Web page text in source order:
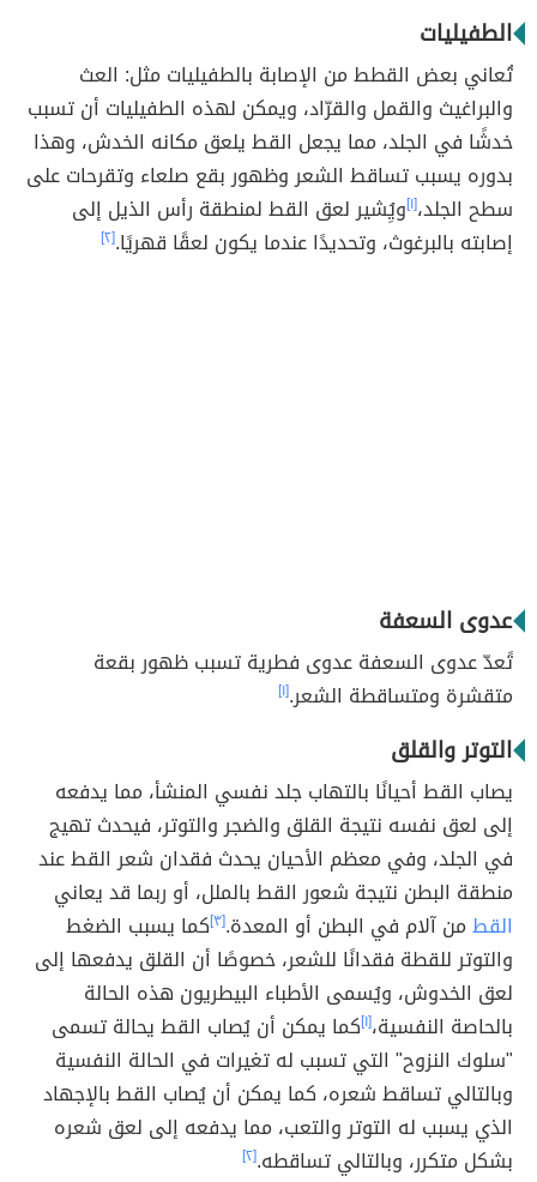
الطفيليات
تُعاني بعض القطط من الإصابة بالطفيليات مثل: العث
والبراغيث والقمل والقرّاد، ويمكن لهذه الطفيليات أن تسبب
خدشًا في الجلد، مما يجعل القط يلعق مكانه الخدش، وهذا
بدوره يسبب تساقط الشعر وظهور بقع صلعاء وتقرحات على
سطح الجلد،[١] ويُِشير لعق القط لمنطقة رأس الذيل إلى
إصابته بالبرغوث، وتحديدًا عندما يكون لعقًا قهريًا.[٢]
عدوى السعفة
تًعدّ عدوى السعفة عدوى فطرية تسبب ظهور بقعة
متقشرة ومتساقطة الشعر.[١]
التوتر والقلق
يصاب القط أحيانًا بالتهاب جلد نفسي المنشأ، مما يدفعه
إلى لعق نفسه نتيجة القلق والضجر والتوتر، فيحدث تهيج
في الجلد، وفي معظم الأحيان يحدث فقدان شعر القط عند
منطقة البطن نتيجة شعور القط بالملل، أو ربما قد يعاني
القطمن آلام في البطن أو المعدة.[٣] كما يسبب الضغط
والتوتر للقطة فقدانًا للشعر، خصوصًا أن القلق يدفعها إلى
لعق الخدوش، ويُسمى الأطباء البيطريون هذه الحالة
بالحاصة النفسية،[١] كما يمكن أن يُصاب القط يحالة تسمى
"سلوك النزوح" التي تسبب له تغيرات في الحالة النفسية
وبالتالي تساقط شعره، كما يمكن أن يُصاب القط بالإجهاد
الذي يسبب له التوتر والتعب، مما يدفعه إلى لعق شعره
بشكل متكرر، وبالتالي تساقطه.[٢]